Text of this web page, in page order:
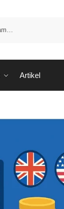
Artikel